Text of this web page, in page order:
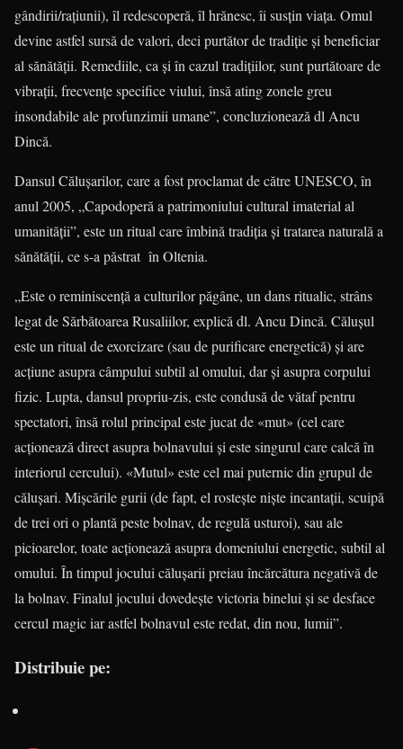
gândirii/rațiunii), îl redescoperă, îl hră­nesc, îi susțin viața. Omul
devine astfel sursă de valori, deci purtător de tradiție și beneficiar
al sănătății. Remediile, ca și în cazul tradițiilor, sunt purtătoare de
vibrații, frecvențe specifice viului, însă ating zonele greu
insondabile ale pro­funzimii umane”, concluzionează dl Ancu
Dincă.
Dansul Căluşarilor, care a fost procla­mat de către UNESCO, în
anul 2005, „Ca­po­doperă a patrimoniului cultural imaterial al
umanităţii”, este un ritual care îmbină tradiţia şi tratarea naturală a
sănătăţii, ce s-a păstrat în Oltenia.
„Este o reminiscenţă a culturilor păgâne, un dans ritualic, strâns
legat de Sărbătoarea Rusaliilor, explică dl. Ancu Dincă. Căluşul
este un ritual de exor­cizare (sau de purificare energetică) şi are
acţiune asupra câmpului subtil al omului, dar şi asupra corpului
fizic. Lupta, dansul propriu-zis, este condusă de vătaf pentru
specta­tori, însă rolul principal este jucat de «mut» (cel care
acţionează direct asupra bolna­vului şi este singurul care calcă în
interiorul cercului). «Mutul» este cel mai puternic din grupul de
căluşari. Mişcările gurii (de fapt, el rosteşte niște incantaţii, scuipă
de trei ori o plantă peste bolnav, de regulă usturoi), sau ale
picioarelor, toate acţionează asupra domeniului ener­getic, subtil al
omului. În timpul jocului căluşarii preiau încărcătura negativă de
la bolnav. Finalul jocului dovedește victoria binelui şi se desface
cercul magic iar astfel bolnavul este redat, din nou, lumii”.
Distribuie pe: